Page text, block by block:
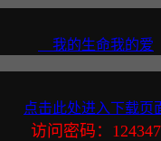
我的生命我的爱
点击此处进入下载页
访问密码：124347